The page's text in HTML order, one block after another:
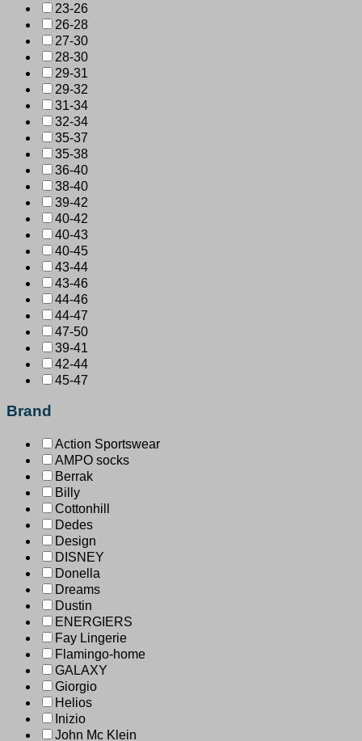
23-26
26-28
27-30
28-30
29-31
29-32
31-34
32-34
35-37
35-38
36-40
38-40
39-42
40-42
40-43
40-45
43-44
43-46
44-46
44-47
47-50
39-41
42-44
45-47
Brand
Action Sportswear
AMPO socks
Berrak
Billy
Cottonhill
Dedes
Design
DISNEY
Donella
Dreams
Dustin
ENERGIERS
Fay Lingerie
Flamingo-home
GALAXY
Giorgio
Helios
Inizio
John Mc Klein